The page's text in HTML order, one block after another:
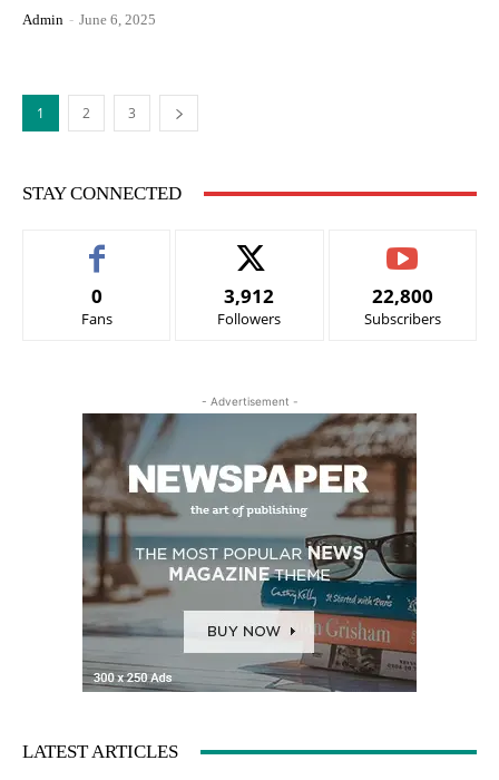
Admin - June 6, 2025
1 2 3
STAY CONNECTED
0
Fans
3,912
Followers
22,800
Subscribers
- Advertisement -
LATEST ARTICLES